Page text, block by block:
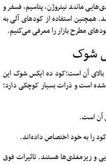
مانند نیتروژن، پتاسیم، فسفر و
همچنین استفاده از کودهای آلی به
مطرح بازار را معرفی می‌کنیم.
شوک
آن است؛کود ده ایکس شوک این
شده است و ذرات بسیار کوچکی دارد؛
و ریزمغذی‌ها هستند. تاثیرات فوق‌